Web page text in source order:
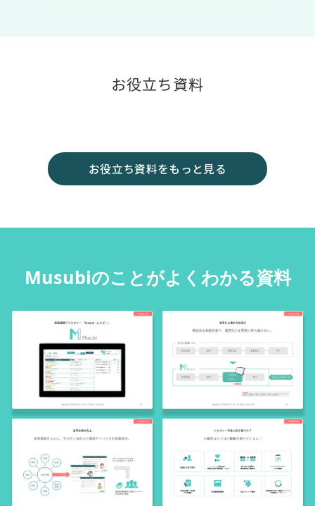
お役立ち資料
お役立ち資料をもっと見る
Musubiのことがよくわかる資料